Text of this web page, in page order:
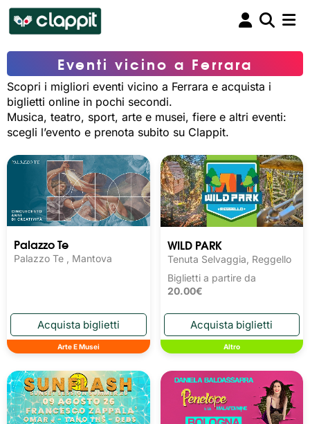
Eventi vicino a Ferrara
Scopri i migliori eventi vicino a Ferrara e acquista i
biglietti online in pochi secondi.
Musica, teatro, sport, arte e musei, fiere e altri eventi:
scegli l’evento e prenota subito su Clappit.
Palazzo Te
Palazzo Te , Mantova
Arte E Musei
WILD PARK
Tenuta Selvaggia, Reggello
Biglietti a partire da
20.00€
Altro